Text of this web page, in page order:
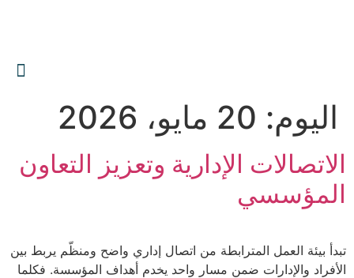
اليوم: 20 مايو، 2026
الاتصالات الإدارية وتعزيز التعاون
المؤسسي
تبدأ بيئة العمل المترابطة من اتصال إداري واضح ومنظّم يربط بين
الأفراد والإدارات ضمن مسار واحد يخدم أهداف المؤسسة. فكلما